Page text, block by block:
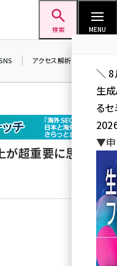
検索 MENU
アクセス解析／データ分析
が超重要に思えて
＼ 8
生
る
▼申